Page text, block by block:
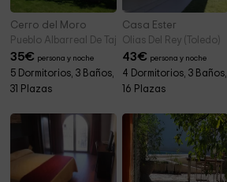
Cerro del Moro
Pueblo Albarreal De Tajo (Toledo)
35€ persona y noche
5 Dormitorios, 3 Baños,
31 Plazas
Casa Ester
Olias Del Rey (Toledo)
43€ persona y noche
4 Dormitorios, 3 Baños,
16 Plazas